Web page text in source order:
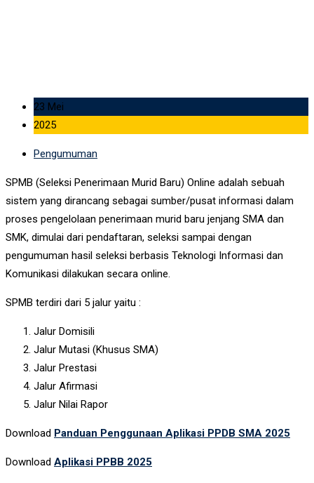
23 Mei
2025
Pengumuman
SPMB (Seleksi Penerimaan Murid Baru) Online adalah sebuah
sistem yang dirancang sebagai sumber/pusat informasi dalam
proses pengelolaan penerimaan murid baru jenjang SMA dan
SMK, dimulai dari pendaftaran, seleksi sampai dengan
pengumuman hasil seleksi berbasis Teknologi Informasi dan
Komunikasi dilakukan secara online.
SPMB terdiri dari 5 jalur yaitu :
Jalur Domisili
Jalur Mutasi (Khusus SMA)
Jalur Prestasi
Jalur Afirmasi
Jalur Nilai Rapor
Download Panduan Penggunaan Aplikasi PPDB SMA 2025
Download Aplikasi PPBB 2025